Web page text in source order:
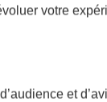
votre
et